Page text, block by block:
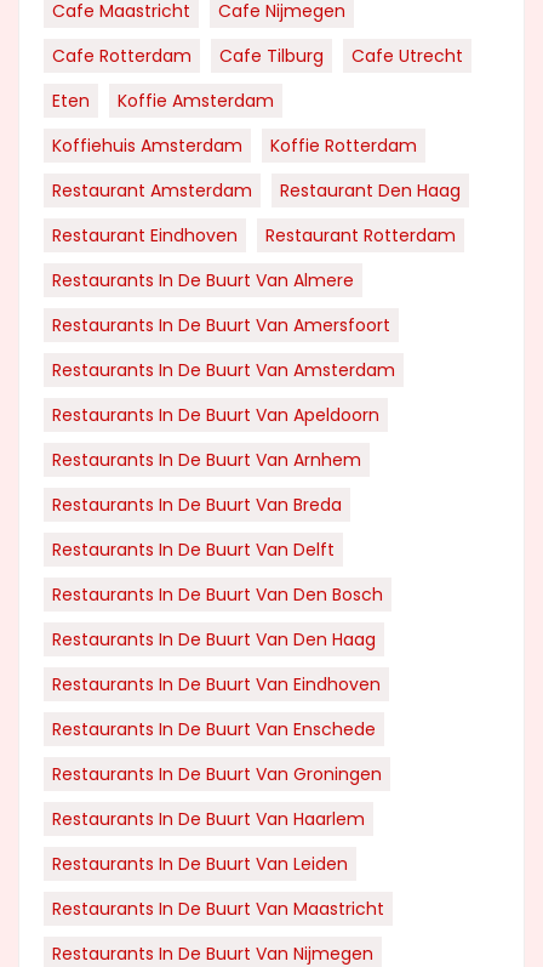
Cafe Maastricht
Cafe Nijmegen
Cafe Rotterdam
Cafe Tilburg
Cafe Utrecht
Eten
Koffie Amsterdam
Koffiehuis Amsterdam
Koffie Rotterdam
Restaurant Amsterdam
Restaurant Den Haag
Restaurant Eindhoven
Restaurant Rotterdam
Restaurants In De Buurt Van Almere
Restaurants In De Buurt Van Amersfoort
Restaurants In De Buurt Van Amsterdam
Restaurants In De Buurt Van Apeldoorn
Restaurants In De Buurt Van Arnhem
Restaurants In De Buurt Van Breda
Restaurants In De Buurt Van Delft
Restaurants In De Buurt Van Den Bosch
Restaurants In De Buurt Van Den Haag
Restaurants In De Buurt Van Eindhoven
Restaurants In De Buurt Van Enschede
Restaurants In De Buurt Van Groningen
Restaurants In De Buurt Van Haarlem
Restaurants In De Buurt Van Leiden
Restaurants In De Buurt Van Maastricht
Restaurants In De Buurt Van Nijmegen